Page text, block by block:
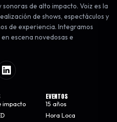
de alto impacto. Voiz es la
de shows, espectáculos y
de experiencia. Integramos
escena novedosas e
impacto
EVENTOS
15 años
Hora Loca